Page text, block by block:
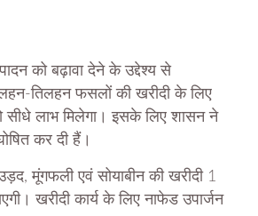
को बढ़ावा देने के उद्देश्य से
तिलहन फसलों की खरीदी के लिए
सीधे लाभ मिलेगा। इसके लिए शासन ने
कर दी हैं।
मूंगफली एवं सोयाबीन की खरीदी 1
खरीदी कार्य के लिए नाफेड उपार्जन